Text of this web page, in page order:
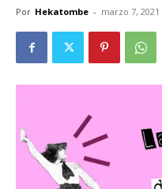
Por Hekatombe - marzo 7, 2021